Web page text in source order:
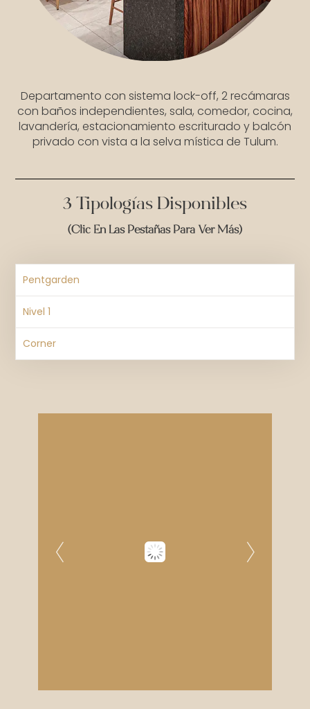
Departamento con sistema lock-off, 2 recámaras
con baños independientes, sala, comedor, cocina,
lavandería, estacionamiento escriturado y balcón
privado con vista a la selva mística de Tulum.
3 Tipologìas Disponibles
(clic En Las Pestañas Para Ver Más)
Pentgarden
Nivel 1
Corner